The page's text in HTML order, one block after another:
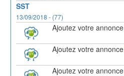
SST
13/09/2018 - (77)
Ajoutez votre annonce
Ajoutez votre annonce
Ajoutez votre annonce